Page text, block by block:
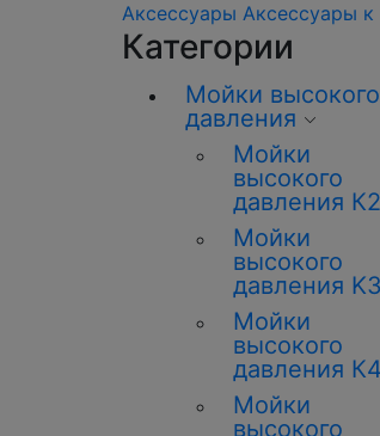
Аксессуары Аксессуары к
Категории
Мойки высокого
давления
Мойки
высокого
давления К2
Мойки
высокого
давления K3
Мойки
высокого
давления К4
Мойки
высокого